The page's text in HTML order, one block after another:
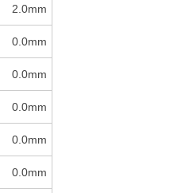
2.0mm
0.0mm
0.0mm
0.0mm
0.0mm
0.0mm